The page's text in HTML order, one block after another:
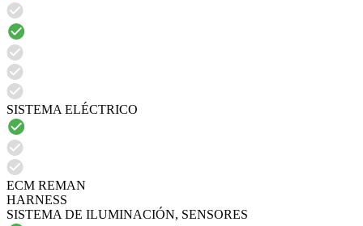
SISTEMA ELÉCTRICO
ECM REMAN
HARNESS
SISTEMA DE ILUMINACIÓN, SENSORES